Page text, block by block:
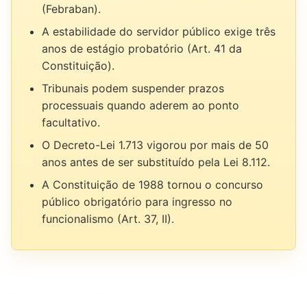
(Febraban).
A estabilidade do servidor público exige três
anos de estágio probatório (Art. 41 da
Constituição).
Tribunais podem suspender prazos
processuais quando aderem ao ponto
facultativo.
O Decreto-Lei 1.713 vigorou por mais de 50
anos antes de ser substituído pela Lei 8.112.
A Constituição de 1988 tornou o concurso
público obrigatório para ingresso no
funcionalismo (Art. 37, II).